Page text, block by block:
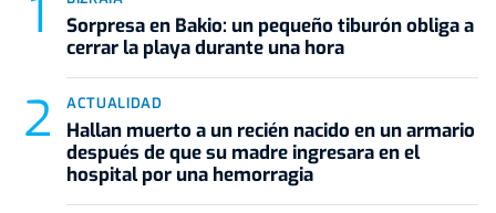
Sorpresa en Bakio: un pequeño tiburón obliga a
cerrar la playa durante una hora
ACTUALIDAD
Hallan muerto a un recién nacido en un armario
después de que su madre ingresara en el
hospital por una hemorragia